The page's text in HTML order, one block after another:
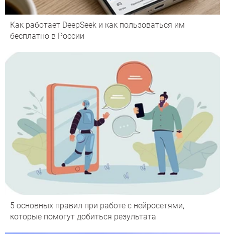
Как работает DeepSeek и как пользоваться им
бесплатно в России
5 основных правил при работе с нейросетями,
которые помогут добиться результата